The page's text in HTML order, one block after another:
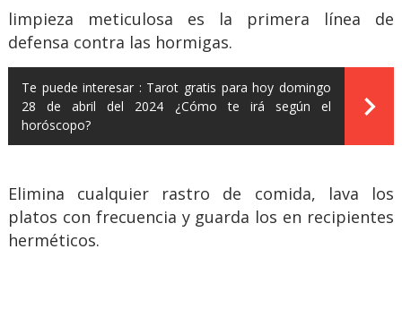
limpieza meticulosa es la primera línea de
defensa contra las hormigas.
Te puede interesar : Tarot gratis para hoy domingo
28 de abril del 2024 ¿Cómo te irá según el
horóscopo?
Elimina cualquier rastro de comida, lava los
platos con frecuencia y guarda los en recipientes
herméticos.